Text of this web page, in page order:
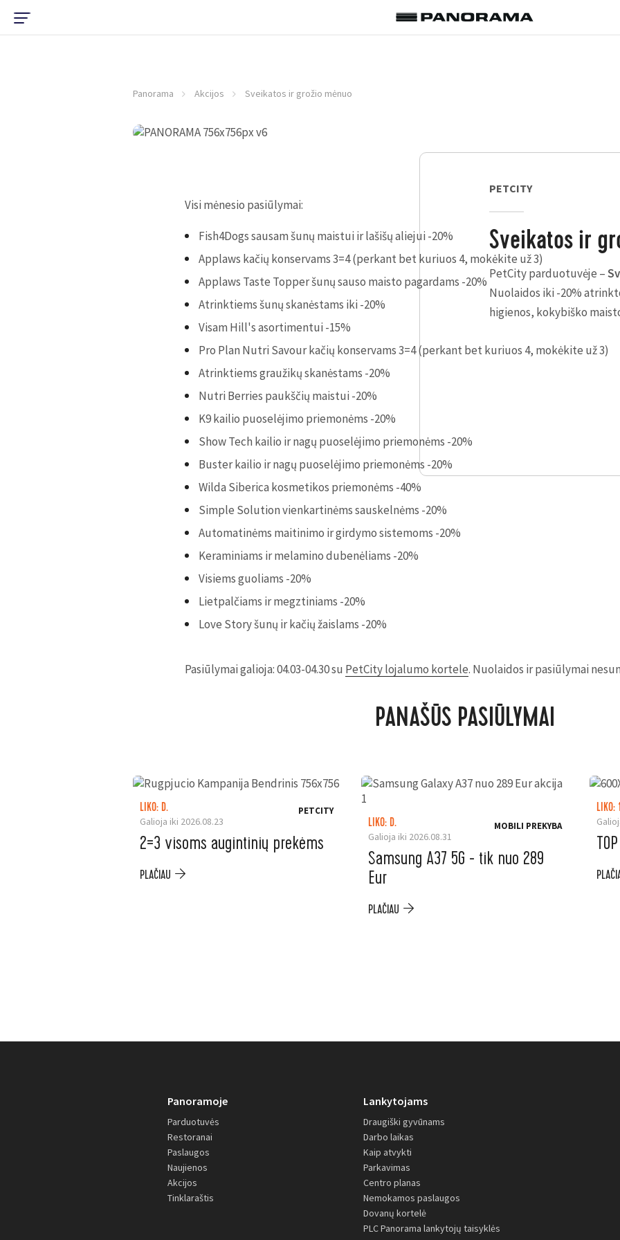
Panorama Akcijos Sveikatos ir grožio mėnuo
PETCITY
Sveikatos ir
PetCity parduotuvėje –
Nuolaidos iki -20%
higienos, kokybiško
Visi mėnesio pasiūlymai:
Fish4Dogs sausam šunų maistui ir lašišų aliejui -20%
Applaws kačių konservams 3=4 (perkant bet kuriuos 4, mokėkite už 3)
Applaws Taste Topper šunų sauso maisto pagardams -20%
Atrinktiems šunų skanėstams iki -20%
Visam Hill's asortimentui -15%
Pro Plan Nutri Savour kačių konservams 3=4 (perkant bet kuriuos 4, mokėkite už 3)
Atrinktiems graužikų skanėstams -20%
Nutri Berries paukščių maistui -20%
K9 kailio puoselėjimo priemonėms -20%
Show Tech kailio ir nagų puoselėjimo priemonėms -20%
Buster kailio ir nagų puoselėjimo priemonėms -20%
Wilda Siberica kosmetikos priemonėms -40%
Simple Solution vienkartinėms sauskelnėms -20%
Automatinėms maitinimo ir girdymo sistemoms -20%
Keraminiams ir melamino dubenėliams -20%
Visiems guoliams -20%
Lietpalčiams ir megztiniams -20%
Love Story šunų ir kačių žaislams -20%
Pasiūlymai galioja: 04.03-04.30 su PetCity lojalumo kortele. Nuolaidos ir pasiūlymai
PANAŠŪS PASIŪLYMAI
LIKO: D.
Galioja iki 2026.08.23
PETCITY
2=3 visoms augintinių prekėms
PLAČIAU
LIKO: D.
Galioja iki 2026.08.31
MOBILI PREKYBA
Samsung A37 5G - tik nuo 289
Eur
PLAČIAU
LIKO:
Panoramoje
Parduotuvės
Restoranai
Paslaugos
Naujienos
Akcijos
Tinklaraštis
Lankytojams
Draugiški gyvūnams
Darbo laikas
Kaip atvykti
Parkavimas
Centro planas
Nemokamos paslaugos
Dovanų kortelė
PLC Panorama lankytojų taisyklės